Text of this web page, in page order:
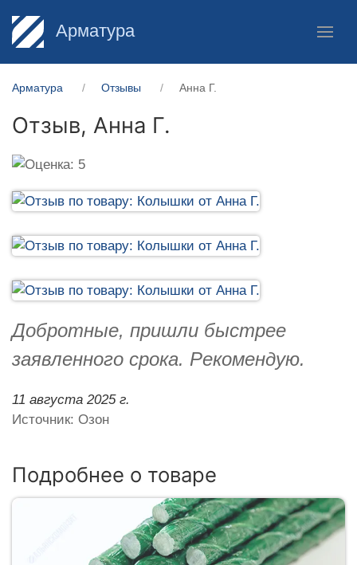
Арматура
Арматура Отзывы Анна Г.
Отзыв, Анна Г.
Добротные, пришли быстрее
заявленного срока. Рекомендую.
11 августа 2025 г.
Источник: Озон
Подробнее о товаре